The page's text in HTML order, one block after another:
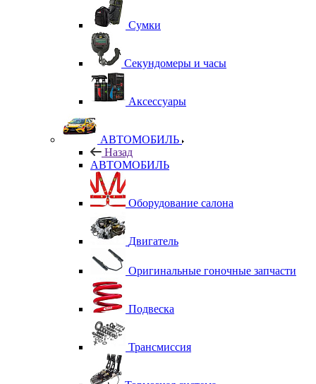
Сумки
Секундомеры и часы
Аксессуары
АВТОМОБИЛЬ
Назад
АВТОМОБИЛЬ
Оборудование салона
Двигатель
Оригинальные гоночные запчасти
Подвеска
Трансмиссия